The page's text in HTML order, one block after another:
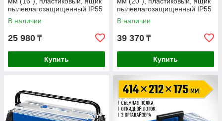
пылевлагозащищенный IP55
PANZER 38251-16
В наличии
25 980 ₸
Купить
пылевлагозащищенный IP55
PANZER 38251-20
В наличии
39 370 ₸
Купить